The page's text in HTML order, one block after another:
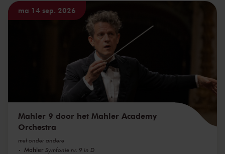
ma 14 sep. 2026
Mahler 9 door het Mahler Academy
Orchestra
met onder andere
Mahler Symfonie nr. 9 in D